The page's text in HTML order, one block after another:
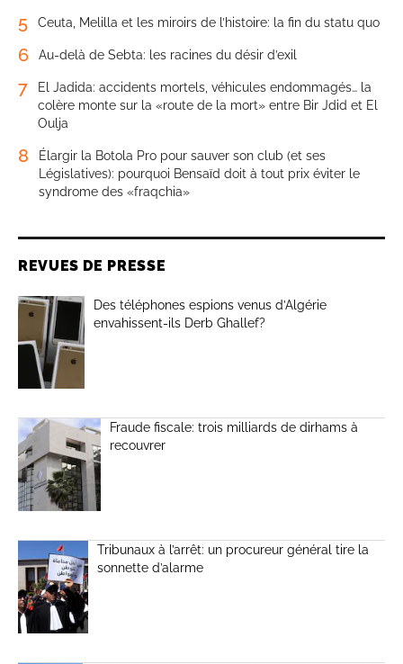
5 Ceuta, Melilla et les miroirs de l’histoire: la fin du statu quo
6 Au-delà de Sebta: les racines du désir d’exil
7
El Jadida: accidents mortels, véhicules endommagés… la
colère monte sur la «route de la mort» entre Bir Jdid et El
Oulja
8
Élargir la Botola Pro pour sauver son club (et ses
Législatives): pourquoi Bensaïd doit à tout prix éviter le
syndrome des «fraqchia»
REVUES DE PRESSE
Des téléphones espions venus d’Algérie
envahissent-ils Derb Ghallef?
Fraude fiscale: trois milliards de dirhams à
recouvrer
Tribunaux à l’arrêt: un procureur général tire la
sonnette d’alarme